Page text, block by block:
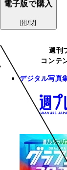
電子版で購入
開/閉
週刊
コンテ
デジタル写真